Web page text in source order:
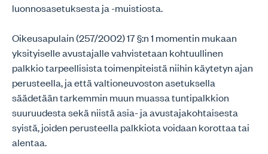
luonnosasetuksesta ja -muistiosta.
Oikeusapulain (257/2002) 17 §:n 1 momentin mukaan
yksityiselle avustajalle vahvistetaan kohtuullinen
palkkio tarpeellisista toimenpiteistä niihin käytetyn ajan
perusteella, ja että valtioneuvoston asetuksella
säädetään tarkemmin muun muassa tuntipalkkion
suuruudesta sekä niistä asia- ja avustajakohtaisesta
syistä, joiden perusteella palkkiota voidaan korottaa tai
alentaa.